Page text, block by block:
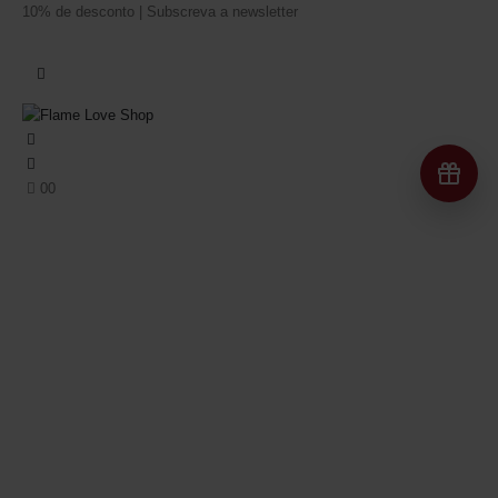
10% de desconto | Subscreva a newsletter
00